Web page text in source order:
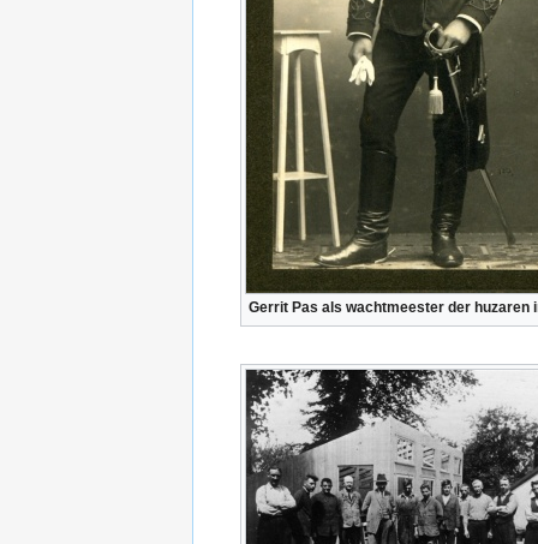
Gerrit Pas als wachtmeester der huzaren